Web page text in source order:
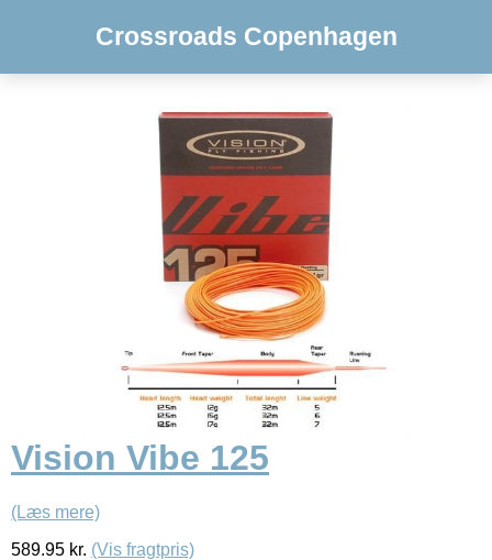
Crossroads Copenhagen
Vision Vibe 125
(Læs mere)
589.95 kr. (Vis fragtpris)